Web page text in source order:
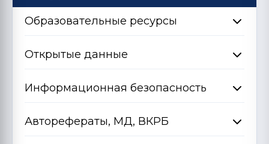
Образовательные ресурсы
Открытые данные
Информационная безопасность
Авторефераты, МД, ВКРБ